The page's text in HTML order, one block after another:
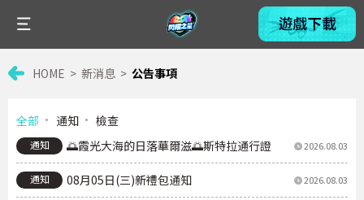
HOME 新消息 公告事項
全部 通知 檢查
通知 🌅霞光大海的日落華爾滋🌅斯特拉通行證 2026.08.03
通知 08月05日(三)新禮包通知 2026.08.03